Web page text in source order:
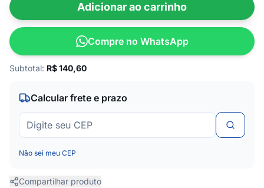
Adicionar ao carrinho
Compre no WhatsApp
Subtotal: R$140,60
Calcular frete e prazo
Não sei meu CEP
Compartilhar produto